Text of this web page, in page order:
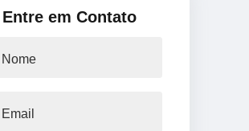
Entre em Contato